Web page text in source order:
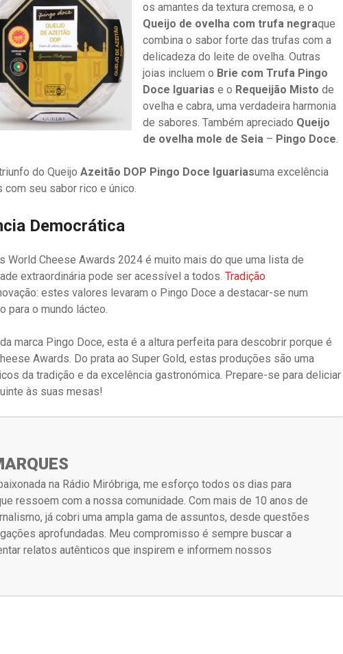
os amantes da textura cremosa, e o
Queijo de ovelha com trufa negraque
combina o sabor forte das trufas com a
delicadeza do leite de ovelha. Outras
joias incluem o Brie com Trufa Pingo
Doce Iguarias e o Requeijão Misto de
ovelha e cabra, uma verdadeira harmonia
de sabores. Também apreciado Queijo
de ovelha mole de Seia – Pingo Doce.
do Queijo Azeitão DOP Pingo Doce Iguariasuma excelência
seu sabor rico e único.
Democrática
Cheese Awards 2024 é muito mais do que uma lista de
extraordinária pode ser acessível a todos. Tradição
estes valores levaram o Pingo Doce a destacar-se num
para o mundo lácteo.
marca Pingo Doce, esta é a altura perfeita para descobrir porque é
Awards. Do prata ao Super Gold, estas produções são uma
da tradição e da excelência gastronómica. Prepare-se para deliciar
às suas mesas!
na Rádio Miróbriga, me esforço todos os dias para
ressoem com a nossa comunidade. Com mais de 10 anos de
já cobri uma ampla gama de assuntos, desde questões
aprofundadas. Meu compromisso é sempre buscar a
relatos autênticos que inspirem e informem nossos